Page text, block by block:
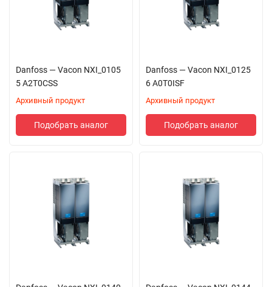
Danfoss — Vacon NXI_0105
5 A2T0CSS
Архивный продукт
Подобрать аналог
Danfoss — Vacon NXI_0125
6 A0T0ISF
Архивный продукт
Подобрать аналог